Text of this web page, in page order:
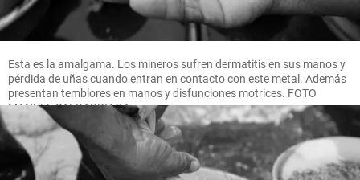
Esta es la amalgama. Los mineros sufren dermatitis en sus manos y
pérdida de uñas cuando entran en contacto con este metal. Además
presentan temblores en manos y disfunciones motrices. FOTO
MANUEL SALDARRIAGA